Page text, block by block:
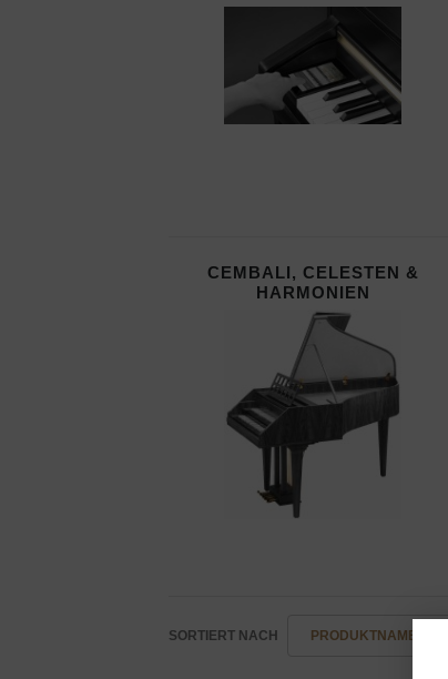
CEMBALI, CELESTEN &
HARMONIEN
SORTIERT NACH PRODUKTNAME -/+